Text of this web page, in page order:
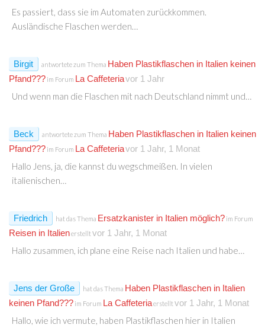
Es passiert, dass sie im Automaten zurückkommen.
Ausländische Flaschen werden…
Birgit antwortete zum Thema Haben Plastikflaschen in Italien keinen
Pfand??? im Forum La Caffeteriavor 1 Jahr
Und wenn man die Flaschen mit nach Deutschland nimmt und…
Beck antwortete zum Thema Haben Plastikflaschen in Italien keinen
Pfand??? im Forum La Caffeteriavor 1 Jahr, 1 Monat
Hallo Jens, ja, die kannst du wegschmeißen. In vielen
italienischen…
Friedrich hat das Thema Ersatzkanister in Italien möglich? im Forum
Reisen in Italienerstellt vor 1 Jahr, 1 Monat
Hallo zusammen, ich plane eine Reise nach Italien und habe…
Jens der Große hat das Thema Haben Plastikflaschen in Italien
keinen Pfand??? im Forum La Caffeteriaerstellt vor 1 Jahr, 1 Monat
Hallo, wie ich vermute, haben Plastikflaschen hier in Italien